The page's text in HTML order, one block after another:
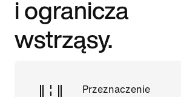
i ogranicza
wstrząsy.
Przeznaczenie